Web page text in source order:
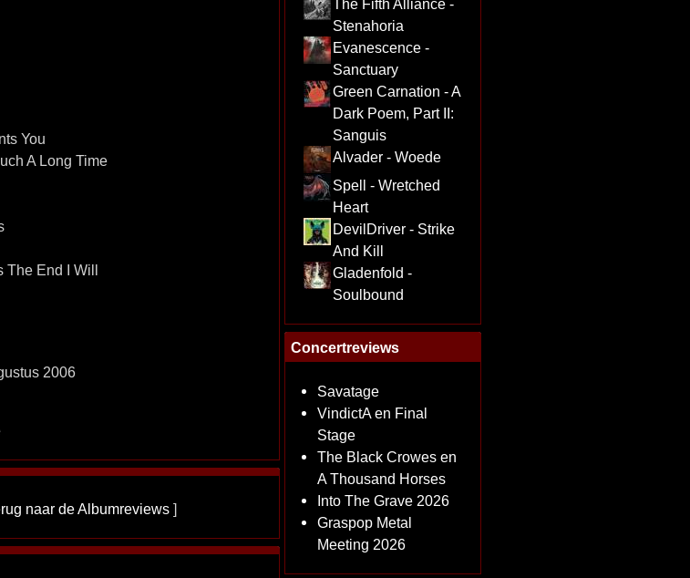
You
A Long Time
The End I Will
2006
naar de Albumreviews ]
The Fifth Alliance -
Stenahoria
Evanescence -
Sanctuary
Green Carnation - A
Dark Poem, Part II:
Sanguis
Alvader - Woede
Spell - Wretched
Heart
DevilDriver - Strike
And Kill
Gladenfold -
Soulbound
Concertreviews
Savatage
VindictA en Final
Stage
The Black Crowes en
A Thousand Horses
Into The Grave 2026
Graspop Metal
Meeting 2026